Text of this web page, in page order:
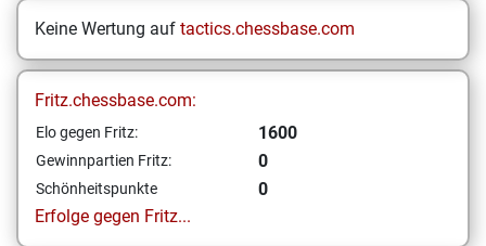
Keine Wertung auf tactics.chessbase.com
Fritz.chessbase.com:
Elo gegen Fritz: 1600
Gewinnpartien Fritz: 0
Schönheitspunkte
0
Erfolge gegen Fritz...